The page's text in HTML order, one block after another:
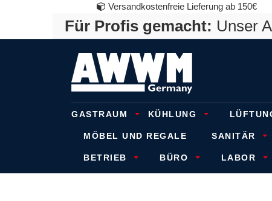
Versandkostenfreie Lieferung ab 150€
Für Profis gemacht: Unser
GASTRAUM KÜHLUNG
MÖBEL UND REGALE SANITÄR
BETRIEB BÜRO LABOR